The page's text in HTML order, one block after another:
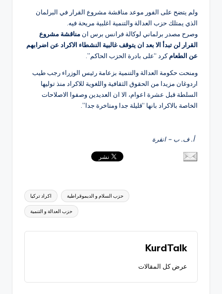
ولم يتضح على الفور موعد مناقشة مشروع القرار في البرلمان
الذي يمتلك حزب العدالة والتنمية اغلبية مريحة فيه.
وصرح مصدر برلماني لوكالة فرانس برس ان مناقشة مشروع
القرار لن تبدأ الا بعد ان يتوقف غالبية النشطاء الاكراد عن اضرابهم
عن الطعامكرد “على بادرة الحزب الحاكم”.
ومنحت حكومة العدالة والتنمية بزعامة رئيس الوزراء رجب طيب
اردوغان مزيدا من الحقوق الثقافية واللغوية للاكراد منذ توليها
السلطة قبل عشرة اعوام، الا ان العديدين وصفوا الاصلاحات
الخاصة بالاكراد بانها “قليلة جدا ومتاخرة جدا”.
أ. ف. ب – انقرة
اكراد تركيا حزب السلام و الديموقراطية
حزب العدالة و التنمية
KurdTalk
عرض كل المقالات